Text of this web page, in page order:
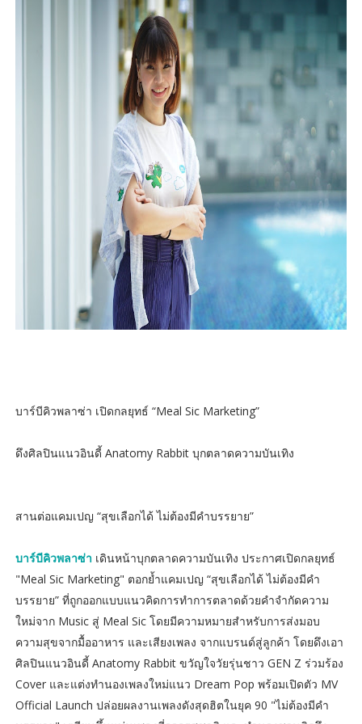
บาร์บีคิวพลาซ่า เปิดกลยุทธ์ “Meal Sic Marketing”
ดึงศิลปินแนวอินดี้ Anatomy Rabbit บุกตลาดความบันเทิง
สานต่อแคมเปญ “สุขเลือกได้ ไม่ต้องมีคำบรรยาย”
บาร์บีคิวพลาซ่า เดินหน้าบุกตลาดความบันเทิง ประกาศเปิดกลยุทธ์
"Meal Sic Marketing" ตอกย้ำแคมเปญ “สุขเลือกได้ ไม่ต้องมีคำ
บรรยาย” ที่ถูกออกแบบแนวคิดการทำการตลาดด้วยคำจำกัดความ
ใหม่จาก Music สู่ Meal Sic โดยมีความหมายสำหรับการส่งมอบ
ความสุขจากมื้ออาหาร และเสียงเพลง จากแบรนด์สู่ลูกค้า โดยดึงเอา
ศิลปินแนวอินดี้ Anatomy Rabbit ขวัญใจวัยรุ่นชาว GEN Z ร่วมร้อง
Cover และแต่งทำนองเพลงใหม่แนว Dream Pop พร้อมเปิดตัว MV
Official Launch ปล่อยผลงานเพลงดังสุดฮิตในยุค 90 "ไม่ต้องมีคำ